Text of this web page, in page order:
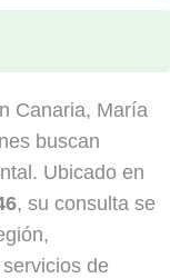
Canaria, María
buscan
Ubicado en
, su consulta se
de